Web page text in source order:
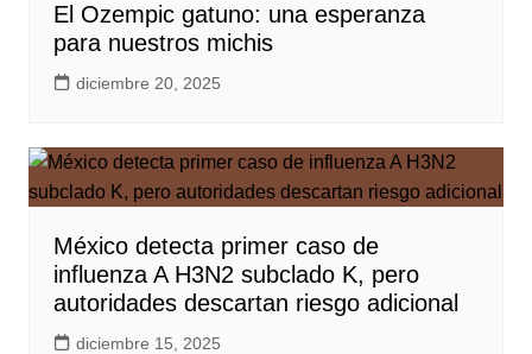
El Ozempic gatuno: una esperanza
para nuestros michis
diciembre 20, 2025
México detecta primer caso de
influenza A H3N2 subclado K, pero
autoridades descartan riesgo adicional
diciembre 15, 2025